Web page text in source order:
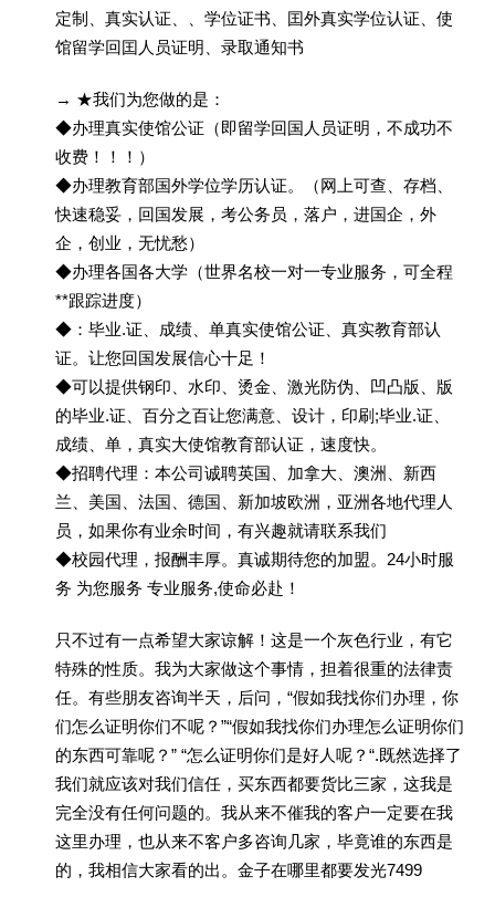
定制、真实认证、、学位证书、囯外真实学位认证、使
馆留学回囯人员证明、录取通知书
→ ★我们为您做的是：
◆办理真实使馆公证（即留学回国人员证明，不成功不
收费！！！）
◆办理教育部国外学位学历认证。（网上可查、存档、
快速稳妥，回国发展，考公务员，落户，进国企，外
企，创业，无忧愁）
◆办理各国各大学（世界名校一对一专业服务，可全程
**跟踪进度）
◆：毕业.证、成绩、单真实使馆公证、真实教育部认
证。让您回国发展信心十足！
◆可以提供钢印、水印、烫金、激光防伪、凹凸版、版
的毕业.证、百分之百让您满意、设计，印刷;毕业.证、
成绩、单，真实大使馆教育部认证，速度快。
◆招聘代理：本公司诚聘英国、加拿大、澳洲、新西
兰、美国、法国、德国、新加坡欧洲，亚洲各地代理人
员，如果你有业余时间，有兴趣就请联系我们
◆校园代理，报酬丰厚。真诚期待您的加盟。24小时服
务 为您服务 专业服务,使命必赴！
只不过有一点希望大家谅解！这是一个灰色行业，有它
特殊的性质。我为大家做这个事情，担着很重的法律责
任。有些朋友咨询半天，后问，“假如我找你们办理，你
们怎么证明你们不呢？”“假如我找你们办理怎么证明你们
的东西可靠呢？” “怎么证明你们是好人呢？“.既然选择了
我们就应该对我们信任，买东西都要货比三家，这我是
完全没有任何问题的。我从来不催我的客户一定要在我
这里办理，也从来不客户多咨询几家，毕竟谁的东西是
的，我相信大家看的出。金子在哪里都要发光7499